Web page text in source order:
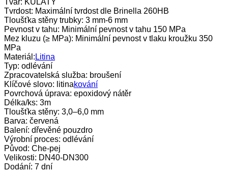
Tvar: KULATÝ
Tvrdost: Maximální tvrdost dle Brinella 260HB
Tloušťka stěny trubky: 3 mm-6 mm
Pevnost v tahu: Minimální pevnost v tahu 150 MPa
Mez kluzu (≥ MPa): Minimální pevnost v tlaku kroužku 350
MPa
Materiál: Litina
Typ: odlévání
Zpracovatelská služba: broušení
Klíčové slovo: litinakování
Povrchová úprava: epoxidový nátěr
Délka/ks: 3m
Tloušťka stěny: 3,0–6,0 mm
Barva: červená
Balení: dřevěné pouzdro
Výrobní proces: odlévání
Původ: Che-pej
Velikosti: DN40-DN300
Dodání: 7 dní